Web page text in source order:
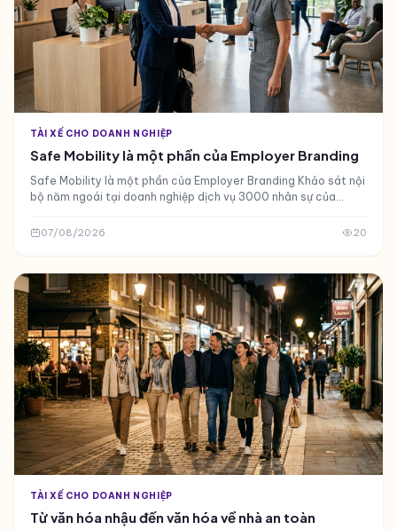
TÀI XẾ CHO DOANH NGHIỆP
Safe Mobility là một phần của Employer Branding
Safe Mobility là một phần của Employer Branding Khảo sát nội
bộ năm ngoái tại doanh nghiệp dịch vụ 3000 nhân sự của
07/08/2026 20
TÀI XẾ CHO DOANH NGHIỆP
Từ văn hóa nhậu đến văn hóa về nhà an toàn